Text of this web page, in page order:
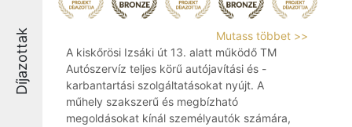
Díjazottak
Mutass többet >>
A kiskőrösi Izsáki út 13. alatt működő TM
Autószervíz teljes körű autójavítási és -
karbantartási szolgáltatásokat nyújt. A
műhely szakszerű és megbízható
megoldásokat kínál személyautók számára,